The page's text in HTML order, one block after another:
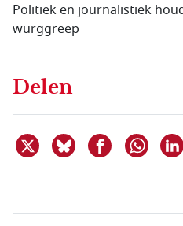
Politiek en journalistiek
wurggreep
Delen
Deel dit item op X
Deel dit item op
Deel dit
Delen via